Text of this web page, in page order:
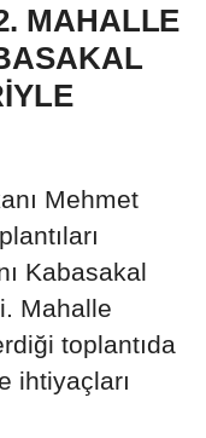
MAHALLE
Mehmet
Kabasakal
Mahalle
toplantıda
ihtiyaçları